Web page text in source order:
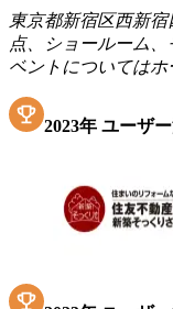
東京都新宿区西新
点、ショールーム
ベントについてはホ
2023年 ユーザ